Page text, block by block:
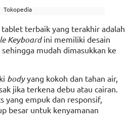
Tokopedia
terbaik yang terakhir adalah
Keyboardini memiliki desain
mudah dimasukkan ke
bodyyang kokoh dan tahan air,
jika terkena debu atau cairan.
yang empuk dan responsif,
besar untuk kenyamanan